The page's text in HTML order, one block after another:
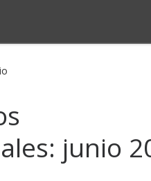
junio